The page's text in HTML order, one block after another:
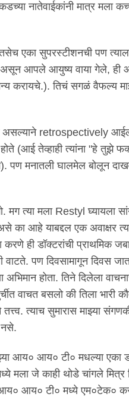
नातेवाईकांनी मात्र मला
एका सुपरस्टीशनची पण त्याला
आपले आयुष्य वाया गेले, ही
करायचे.). तिचं सगळं वैफल्य
असल्याने retrospectively
(आई तेव्हाही त्यांना "हे तुझे
पण मनातली घालमेल बोलून
मग त्या मला Restyl घ्यायला
आहे याबद्दल एक अवाक्षर त्या
ही डॉक्टरांची प्राथमिक
वाटते. पण दिवसामागून दिवस
होता. तिने दिलेला
वाचत बसलो की तिला भारी
त्याच सुमारास माझ्या
नसे.
आय० आय० टी० मधल्या एका
जे काही थोडे चांगले मित्र
आय० आय० टी० मध्ये एम०टेक०